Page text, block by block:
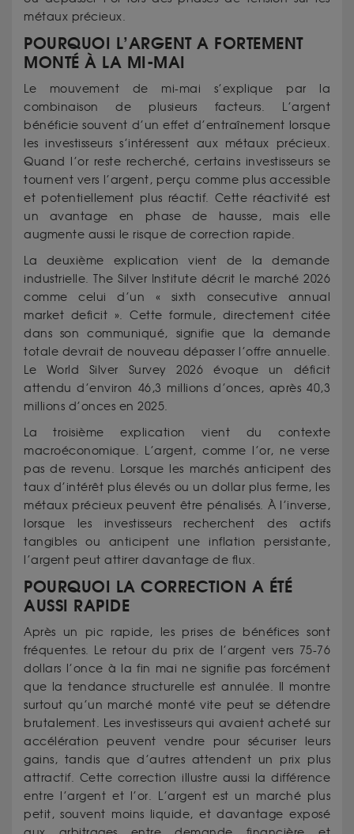
métaux précieux.
POURQUOI L’ARGENT A FORTEMENT
MONTÉ À LA MI-MAI
Le mouvement de mi-mai s’explique par la
combinaison de plusieurs facteurs. L’argent
bénéficie souvent d’un effet d’entraînement lorsque
les investisseurs s’intéressent aux métaux précieux.
Quand l’or reste recherché, certains investisseurs se
tournent vers l’argent, perçu comme plus accessible
et potentiellement plus réactif. Cette réactivité est
un avantage en phase de hausse, mais elle
augmente aussi le risque de correction rapide.
La deuxième explication vient de la demande
industrielle. The Silver Institute décrit le marché 2026
comme celui d’un « sixth consecutive annual
market deficit ». Cette formule, directement citée
dans son communiqué, signifie que la demande
totale devrait de nouveau dépasser l’offre annuelle.
Le World Silver Survey 2026 évoque un déficit
attendu d’environ 46,3 millions d’onces, après 40,3
millions d’onces en 2025.
La troisième explication vient du contexte
macroéconomique. L’argent, comme l’or, ne verse
pas de revenu. Lorsque les marchés anticipent des
taux d’intérêt plus élevés ou un dollar plus ferme, les
métaux précieux peuvent être pénalisés. À l’inverse,
lorsque les investisseurs recherchent des actifs
tangibles ou anticipent une inflation persistante,
l’argent peut attirer davantage de flux.
POURQUOI LA CORRECTION A ÉTÉ
AUSSI RAPIDE
Après un pic rapide, les prises de bénéfices sont
fréquentes. Le retour du prix de l’argent vers 75-76
dollars l’once à la fin mai ne signifie pas forcément
que la tendance structurelle est annulée. Il montre
surtout qu’un marché monté vite peut se détendre
brutalement. Les investisseurs qui avaient acheté sur
accélération peuvent vendre pour sécuriser leurs
gains, tandis que d’autres attendent un prix plus
attractif. Cette correction illustre aussi la différence
entre l’argent et l’or. L’argent est un marché plus
petit, souvent moins liquide, et davantage exposé